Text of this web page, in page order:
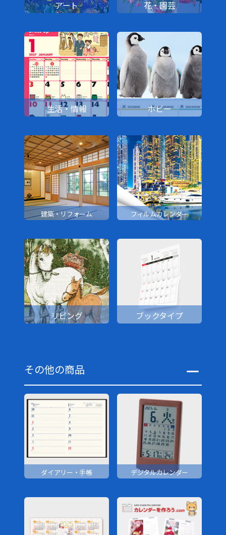
アート 花・園芸
生活・情報 ホビー
建築・リフォーム フィルムカレンダー
リビング ブックタイプ
その他の商品
ダイアリー・手帳 デジタルカレンダー